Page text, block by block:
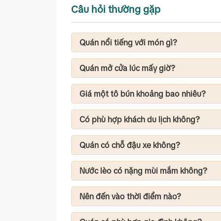
Câu hỏi thường gặp
Quán nổi tiếng với món gì?
Món được nhiều thực khách lựa chọn
dùng đậm vị cùng nhiều loại topping.
Quán mở cửa lúc mấy giờ?
Quán thường phục vụ từ khoảng 15:00
Giá một tô bún khoảng bao nhiêu?
Quán thuộc phân khúc bình dân, phù
Có phù hợp khách du lịch không?
Có. Đây là lựa chọn thú vị nếu bạn
Trang.
Quán có chỗ đậu xe không?
Có khu vực để xe máy phía trước quán,
Nước lèo có nặng mùi mắm không?
Nước lèo giữ hương vị đặc trưng của
nên khá dễ ăn với cả người mới thử.
Nên đến vào thời điểm nào?
Khoảng 16:30 - 18:00 là thời điểm món